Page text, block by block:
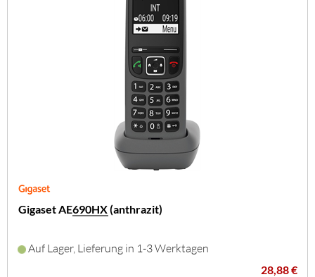
Gigaset AE690HX (anthrazit)
Auf Lager, Lieferung in 1-3 Werktagen
28,88 €